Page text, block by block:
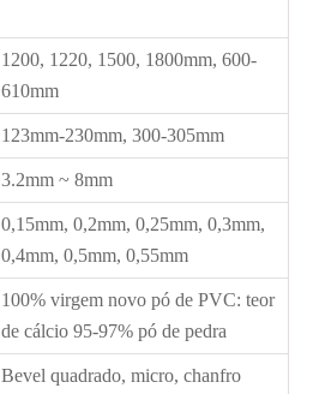
1200, 1220, 1500, 1800mm, 600-
610mm
123mm-230mm, 300-305mm
3.2mm ~ 8mm
0,15mm, 0,2mm, 0,25mm, 0,3mm,
0,4mm, 0,5mm, 0,55mm
100% virgem novo pó de PVC: teor
de cálcio 95-97% pó de pedra
Bevel quadrado, micro, chanfro